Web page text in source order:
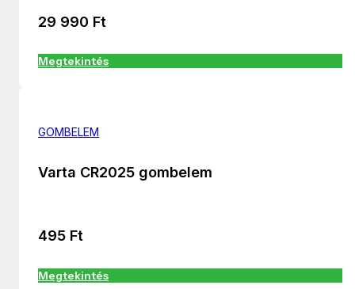
29 990 Ft
Megtekintés
GOMBELEM
Varta CR2025 gombelem
495 Ft
Megtekintés